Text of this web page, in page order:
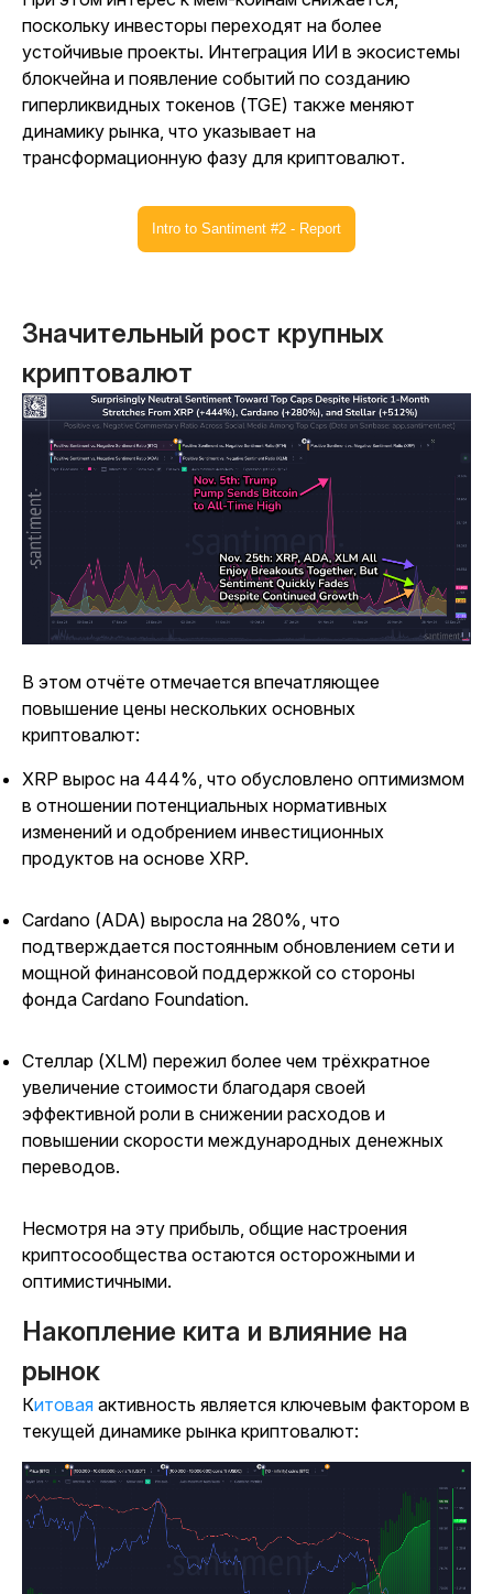
поскольку инвесторы переходят на более
устойчивые проекты. Интеграция ИИ в экосистемы
блокчейна и появление событий по созданию
гиперликвидных токенов (TGE) также меняют
динамику рынка, что указывает на
трансформационную фазу для криптовалют.
Intro to Santiment #2 - Report
Значительный рост крупных
криптовалют
В этом отчёте отмечается впечатляющее
повышение цены нескольких основных
криптовалют:
XRP вырос на 444%, что обусловлено оптимизмом
в отношении потенциальных нормативных
изменений и одобрением инвестиционных
продуктов на основе XRP.
Cardano (ADA) выросла на 280%, что
подтверждается постоянным обновлением сети и
мощной финансовой поддержкой со стороны
фонда Cardano Foundation.
Стеллар (XLM) пережил более чем трёхкратное
увеличение стоимости благодаря своей
эффективной роли в снижении расходов и
повышении скорости международных денежных
переводов.
Несмотря на эту прибыль, общие настроения
криптосообщества остаются осторожными и
оптимистичными.
Накопление кита и влияние на
рынок
Китовая активность является ключевым фактором в
текущей динамике рынка криптовалют: